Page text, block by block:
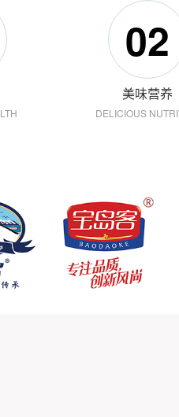
02
美味营养
DELICIOUS